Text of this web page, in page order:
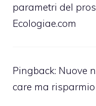
parametri del
Ecologiae.com
Pingback: Nuove
care ma